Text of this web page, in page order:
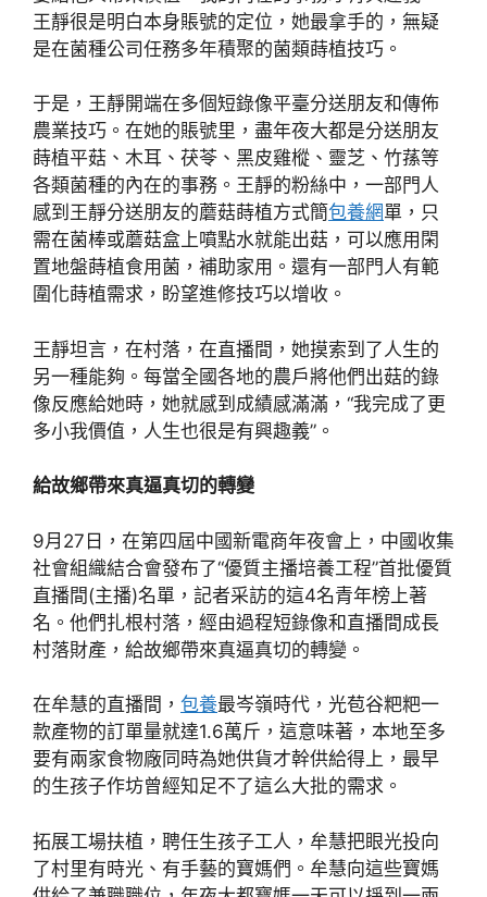
王靜很是明白本身賬號的定位，她最拿手的，無疑
是在菌種公司任務多年積聚的菌類蒔植技巧。
于是，王靜開端在多個短錄像平臺分送朋友和傳佈
農業技巧。在她的賬號里，盡年夜大都是分送朋友
蒔植平菇、木耳、茯苓、黑皮雞樅、靈芝、竹蓀等
各類菌種的內在的事務。王靜的粉絲中，一部門人
感到王靜分送朋友的蘑菇蒔植方式簡包養網單，只
需在菌棒或蘑菇盒上噴點水就能出菇，可以應用閑
置地盤蒔植食用菌，補助家用。還有一部門人有範
圍化蒔植需求，盼望進修技巧以增收。
王靜坦言，在村落，在直播間，她摸索到了人生的
另一種能夠。每當全國各地的農戶將他們出菇的錄
像反應給她時，她就感到成績感滿滿，“我完成了更
多小我價值，人生也很是有興趣義”。
給故鄉帶來真逼真切的轉變
9月27日，在第四屆中國新電商年夜會上，中國收集
社會組織結合會發布了“優質主播培養工程”首批優質
直播間(主播)名單，記者采訪的這4名青年榜上著
名。他們扎根村落，經由過程短錄像和直播間成長
村落財產，給故鄉帶來真逼真切的轉變。
在牟慧的直播間， 包養最岑嶺時代，光苞谷粑粑一
款產物的訂單量就達1.6萬斤，這意味著，本地至多
要有兩家食物廠同時為她供貨才幹供給得上，最早
的生孩子作坊曾經知足不了這么大批的需求。
拓展工場扶植，聘任生孩子工人，牟慧把眼光投向
了村里有時光、有手藝的寶媽們。牟慧向這些寶媽